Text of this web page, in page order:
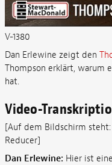
V-1380
Dan Erlewine zeigt den
Thompson erklärt, warum
hat.
Video-
[Auf dem Bildschirm
Reducer]
Dan Erlewine: Hier ist